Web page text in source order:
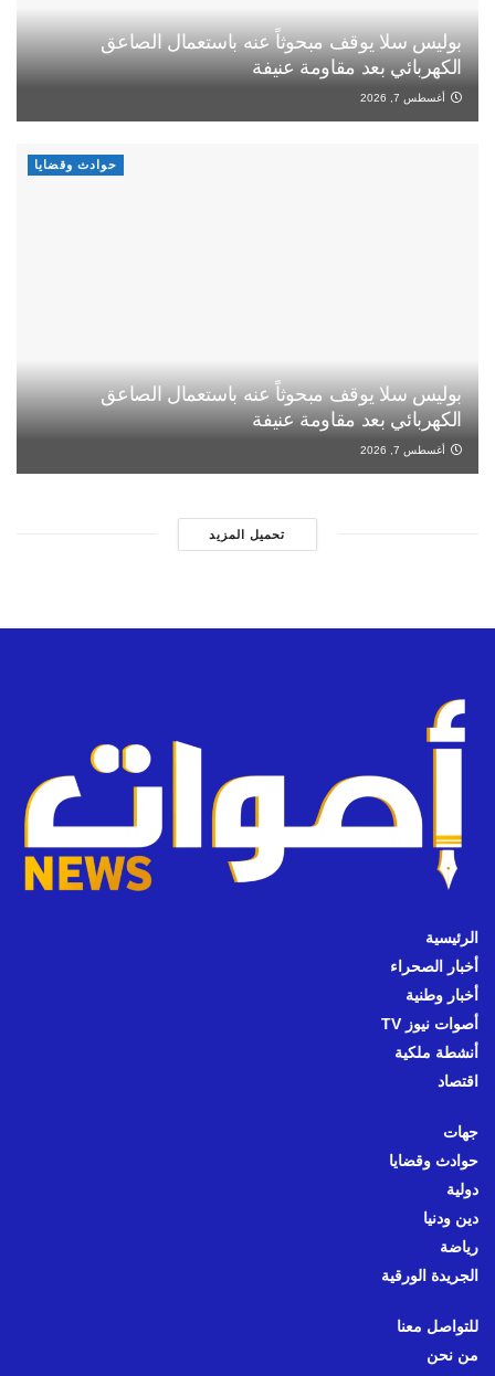
بوليس سلا يوقف مبحوثاً عنه باستعمال الصاعق
الكهربائي بعد مقاومة عنيفة
أغسطس 7, 2026
حوادث وقضايا
بوليس سلا يوقف مبحوثاً عنه باستعمال الصاعق
الكهربائي بعد مقاومة عنيفة
أغسطس 7, 2026
تحميل المزيد
الرئيسية
أخبار الصحراء
أخبار وطنية
أصوات نيوز TV
أنشطة ملكية
اقتصاد
جهات
حوادث وقضايا
دولية
دين ودنيا
رياضة
الجريدة الورقية
للتواصل معنا
من نحن